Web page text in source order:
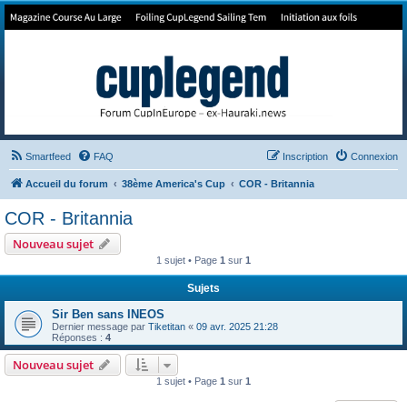
Forum de Cup In Europe
Smartfeed FAQ Connexion
Inscription
Accueil du forum 38ème America's Cup COR - Britannia
COR - Britannia
Nouveau sujet
1 sujet • Page 1 sur 1
Sujets
Sir Ben sans INEOS
Dernier message par Tiketitan « 09 avr. 2025 21:28
Réponses : 4
Nouveau sujet
1 sujet • Page 1 sur 1